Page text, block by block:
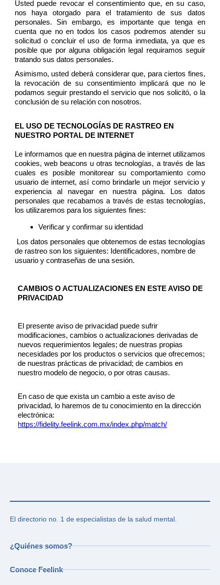
Usted puede revocar el consentimiento que, en su caso,
nos haya otorgado para el tratamiento de sus datos
personales. Sin embargo, es importante que tenga en
cuenta que no en todos los casos podremos atender su
solicitud o concluir el uso de forma inmediata, ya que es
posible que por alguna obligación legal requiramos seguir
tratando sus datos personales.
Asimismo, usted deberá considerar que, para ciertos fines,
la revocación de su consentimiento implicará que no le
podamos seguir prestando el servicio que nos solicitó, o la
conclusión de su relación con nosotros.
EL USO DE TECNOLOGÍAS DE RASTREO EN
NUESTRO PORTAL DE INTERNET
Le informamos que en nuestra página de internet utilizamos
cookies, web beacons u otras tecnologías, a través de las
cuales es posible monitorear su comportamiento como
usuario de internet, así como brindarle un mejor servicio y
experiencia al navegar en nuestra página. Los datos
personales que recabamos a través de estas tecnologías,
los utilizaremos para los siguientes fines:
Verificar y confirmar su identidad
Los datos personales que obtenemos de estas tecnologías
de rastreo son los siguientes: Identificadores, nombre de
usuario y contraseñas de una sesión.
CAMBIOS O ACTUALIZACIONES EN ESTE AVISO DE
PRIVACIDAD
El presente aviso de privacidad puede sufrir
modificaciones, cambios o actualizaciones derivadas de
nuevos requerimientos legales; de nuestras propias
necesidades por los productos o servicios que ofrecemos;
de nuestras prácticas de privacidad; de cambios en
nuestro modelo de negocio, o por otras causas.
En caso de que exista un cambio a este aviso de
privacidad, lo haremos de tu conocimiento en la dirección
https://fidelity.feelink.com.mx/index.php/match/
El directorio no. 1 de especialistas de la salud mental.
¿Quiénes somos?
Conoce Feelink